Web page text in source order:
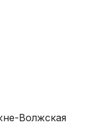
Волжская